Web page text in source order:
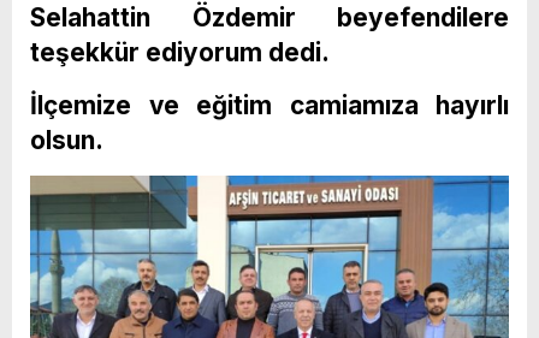
Selahattin Özdemir beyefendilere
teşekkür ediyorum dedi.
İlçemize ve eğitim camiamıza hayırlı
olsun.